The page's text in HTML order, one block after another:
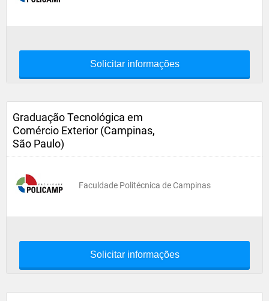
Solicitar informações
Graduação Tecnológica em
Comércio Exterior (Campinas,
São Paulo)
Faculdade Politécnica de Campinas
Solicitar informações